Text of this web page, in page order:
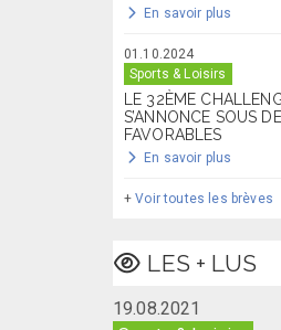
En savoir plus
01.10.2024
Sports & Loisirs
LE 32ÈME
S’ANNONCE SOUS
FAVORABLES
En savoir plus
+Voir toutes les brèves
LES + LUS
19.08.2021